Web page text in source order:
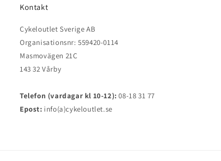
Kontakt
Cykeloutlet Sverige AB
Organisationsnr: 559420-0114
Masmovägen 21C
143 32 Vårby
Telefon (vardagar kl 10-12): 08-18 31 77
Epost: info(a)cykeloutlet.se